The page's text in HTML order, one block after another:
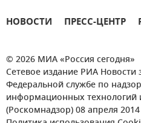
НОВОСТИ ПРЕСС-ЦЕНТР
© 2026 МИА «Россия сегодня»
Сетевое издание РИА Новости
Федеральной службе по
информационных
(Роскомнадзор) 08 апреля 2014